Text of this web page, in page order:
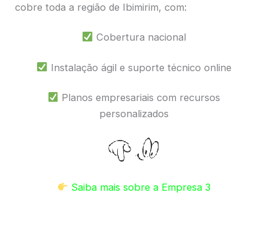
cobre toda a região de Ibimirim, com:
Cobertura nacional
Instalação ágil e suporte técnico online
Planos empresariais com recursos
personalizados
Saiba mais sobre a Empresa 3